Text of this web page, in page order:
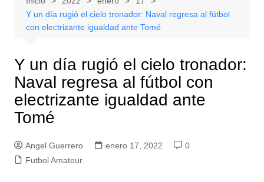
Y un día rugió el cielo tronador: Naval regresa al fútbol
con electrizante igualdad ante Tomé
Y un día rugió el cielo tronador:
Naval regresa al fútbol con
electrizante igualdad ante
Tomé
Angel Guerrero enero 17, 2022
0
Futbol Amateur